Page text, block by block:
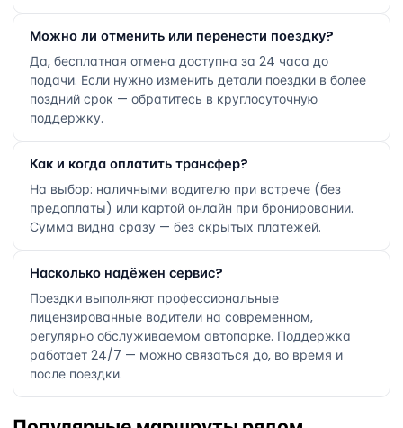
Можно ли отменить или перенести поездку?
Да, бесплатная отмена доступна за 24 часа до
подачи. Если нужно изменить детали поездки в более
поздний срок — обратитесь в круглосуточную
поддержку.
Как и когда оплатить трансфер?
На выбор: наличными водителю при встрече (без
предоплаты) или картой онлайн при бронировании.
Сумма видна сразу — без скрытых платежей.
Насколько надёжен сервис?
Поездки выполняют профессиональные
лицензированные водители на современном,
регулярно обслуживаемом автопарке. Поддержка
работает 24/7 — можно связаться до, во время и
после поездки.